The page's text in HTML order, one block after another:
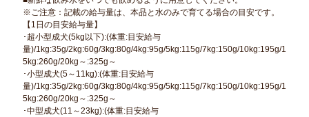
※ご注意：記載の給与量は、本品と水のみで育てる場合の目安です。
【1日の目安給与量】
･超小型成犬(5kg以下):(体重:目安給与
量)/1kg:35g/2kg:60g/3kg:80g/4kg:95g/5kg:115g/7kg:150g/10kg:195g/1
5kg:260g/20kg～:325g～
･小型成犬(5～11kg):(体重:目安給与
量)/1kg:35g/2kg:60g/3kg:80g/4kg:95g/5kg:115g/7kg:150g/10kg:195g/1
5kg:260g/20kg～:325g～
･中型成犬(11～23kg):(体重:目安給与